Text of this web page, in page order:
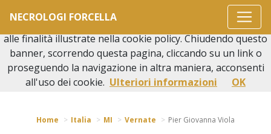
NECROLOGI FORCELLA
Torna indietro
Home Italia MI Vernate Pier Giovanna Viola
Questo sito o gli strumenti terzi da questo utilizzati si
avvalgono di cookie necessari al funzionamento ed utili
alle finalità illustrate nella cookie policy. Chiudendo questo
banner, scorrendo questa pagina, cliccando su un link o
proseguendo la navigazione in altra maniera, acconsenti
all'uso dei cookie. Ulteriori informazioni OK